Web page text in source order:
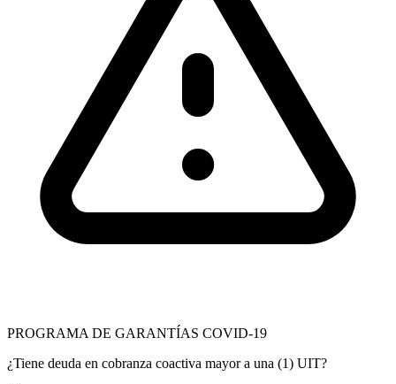
PROGRAMA DE GARANTÍAS COVID-19
¿Tiene deuda en cobranza coactiva mayor a una (1) UIT?